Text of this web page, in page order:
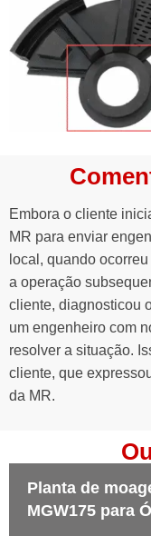
Embora o cliente
MR para enviar
local, quando
a operação
cliente, diagnosticou
um engenheiro com
resolver a situação.
cliente, que
da MR.
Planta de
MGW175 para